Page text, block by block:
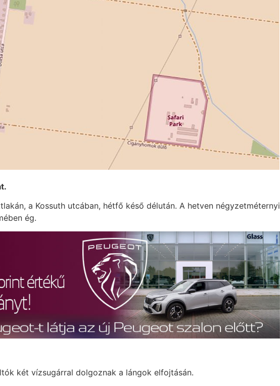
a Kossuth utcában, hétfő késő délután. A hetven négyzetméternyi
ég.
két vízsugárral dolgoznak a lángok elfojtásán.